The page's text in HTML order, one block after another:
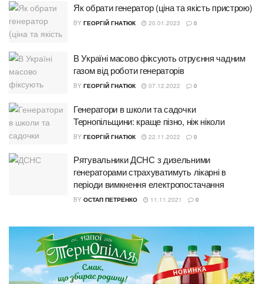
Як обрати генератор (ціна та якість пристрою)
BY ГЕОРГІЙ ГНАТЮК 20.01.2023 0
В Україні масово фіксують отруєння чадним
газом від роботи генераторів
BY ГЕОРГІЙ ГНАТЮК 07.12.2022 0
Генератори в школи та садочки
Тернопільщини: краще пізно, ніж ніколи
BY ГЕОРГІЙ ГНАТЮК 22.11.2022 0
Рятувальники ДСНС з дизельними
генераторами страхуватимуть лікарні в
періоди вимкнення електропостачання
BY ОСТАП ПЕТРЕНКО 11.11.2021 0